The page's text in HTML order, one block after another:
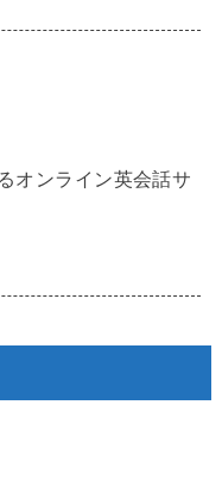
オンライン英会話サ